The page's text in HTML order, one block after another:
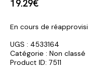
19.29€
En cours de
UGS : 4533164
Catégorie : Non classé
Product ID: 7511